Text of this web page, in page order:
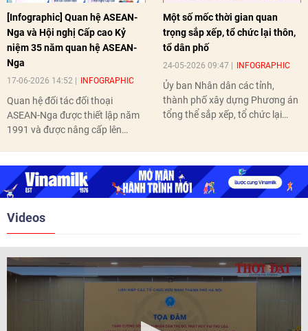
[Infographic] Quan hệ ASEAN-
Nga và Hội nghị Cấp cao Kỷ
niệm 35 năm quan hệ ASEAN-
Nga
17-06-2026 14:52 INFOGRAPHIC
Quan hệ đối tác đối thoại
ASEAN-Nga được thiết lập năm
1991 và được nâng cấp lên
nghị Cấp cao vào các năm 2005,
2010, 2016, 2018, 2021.
Một số mốc thời gian quan
trọng sắp xếp, tổ chức lại thôn,
tổ dân phố
24-05-2026 09:47 INFOGRAPHIC
Ủy ban Nhân dân các tỉnh,
thành phố xây dựng Phương án
tổng thể sắp xếp, tổ chức lại
Videos